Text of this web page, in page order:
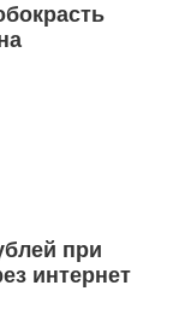
при
интернет